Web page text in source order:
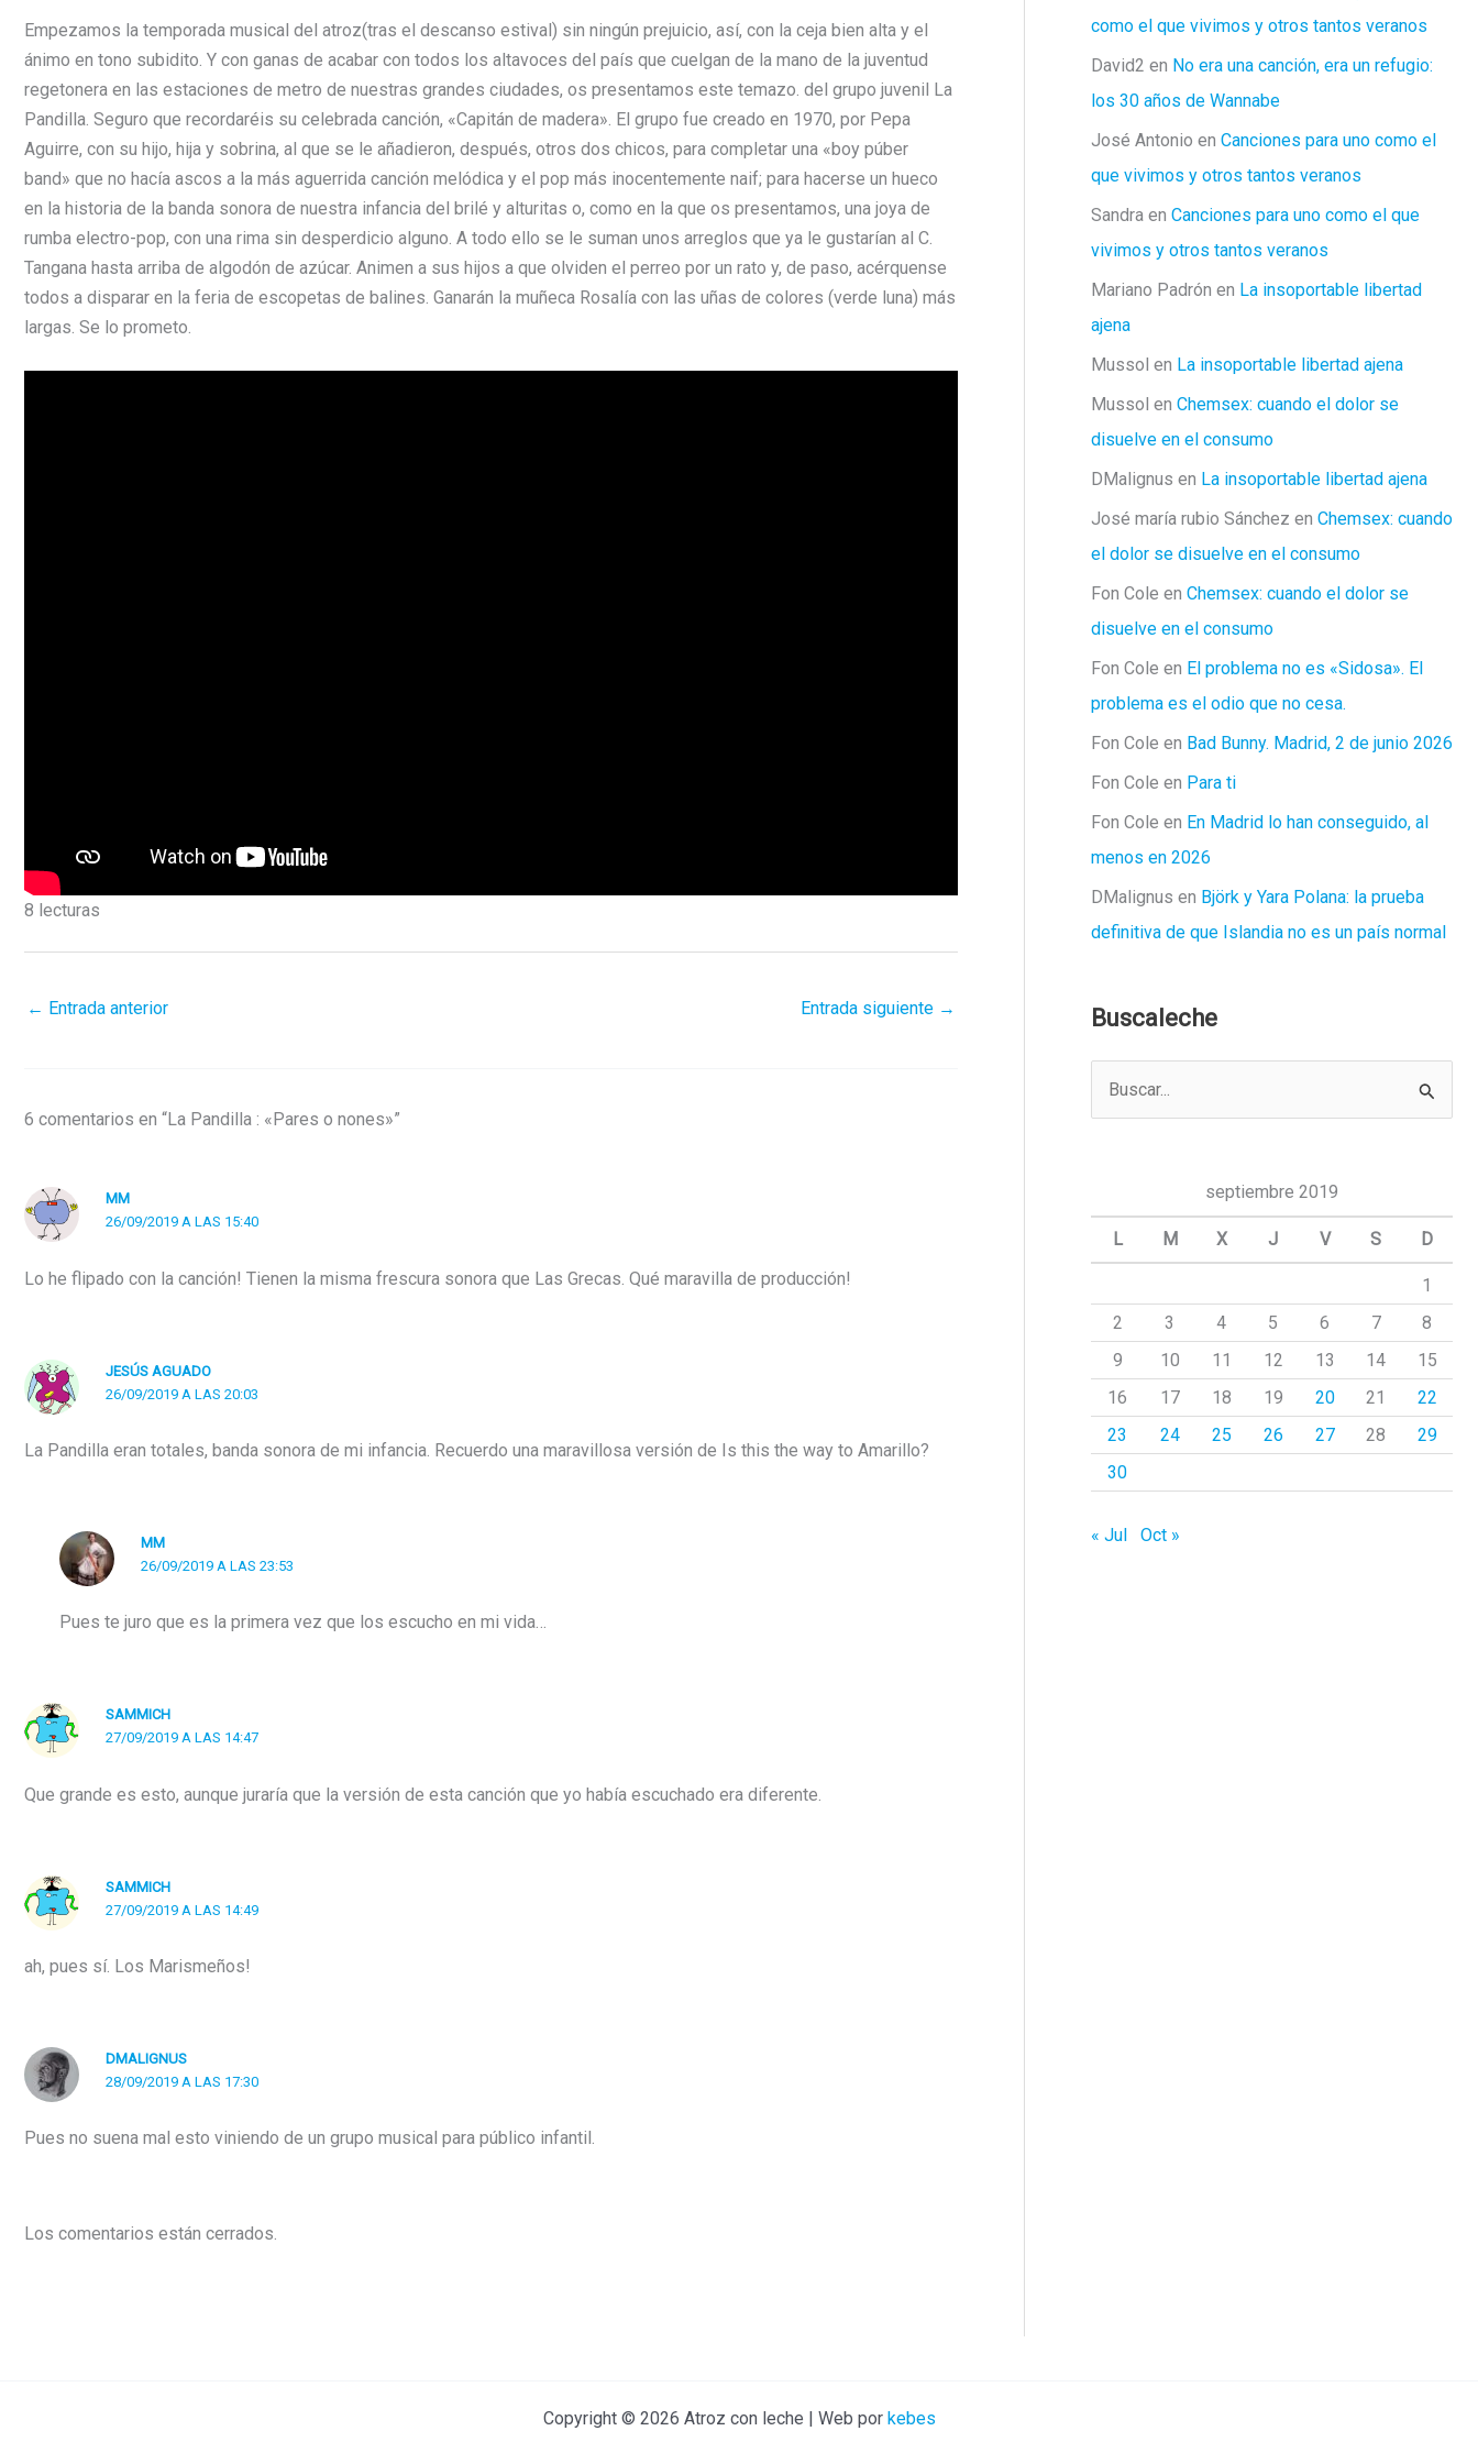
Empezamos la temporada musical del atroz(tras el descanso estival) sin ningún prejuicio, así, con la ceja bien alta y el
ánimo en tono subidito. Y con ganas de acabar con todos los altavoces del país que cuelgan de la mano de la juventud
regetonera en las estaciones de metro de nuestras grandes ciudades, os presentamos este temazo. del grupo juvenil La
Pandilla. Seguro que recordaréis su celebrada canción, «Capitán de madera». El grupo fue creado en 1970, por Pepa
Aguirre, con su hijo, hija y sobrina, al que se le añadieron, después, otros dos chicos, para completar una «boy púber
band» que no hacía ascos a la más aguerrida canción melódica y el pop más inocentemente naif; para hacerse un hueco
en la historia de la banda sonora de nuestra infancia del brilé y alturitas o, como en la que os presentamos, una joya de
rumba electro-pop, con una rima sin desperdicio alguno. A todo ello se le suman unos arreglos que ya le gustarían al C.
Tangana hasta arriba de algodón de azúcar. Animen a sus hijos a que olviden el perreo por un rato y, de paso, acérquense
todos a disparar en la feria de escopetas de balines. Ganarán la muñeca Rosalía con las uñas de colores (verde luna) más
largas. Se lo prometo.
8 lecturas
← Entrada anterior Entrada siguiente →
6 comentarios en “La Pandilla : «Pares o nones»”
MM
26/09/2019 A LAS 15:40
Lo he flipado con la canción! Tienen la misma frescura sonora que Las Grecas. Qué maravilla de producción!
JESÚS AGUADO
26/09/2019 A LAS 20:03
La Pandilla eran totales, banda sonora de mi infancia. Recuerdo una maravillosa versión de Is this the way to Amarillo?
MM
26/09/2019 A LAS 23:53
Pues te juro que es la primera vez que los escucho en mi vida…
SAMMICH
27/09/2019 A LAS 14:47
Que grande es esto, aunque juraría que la versión de esta canción que yo había escuchado era diferente.
SAMMICH
27/09/2019 A LAS 14:49
ah, pues sí. Los Marismeños!
DMALIGNUS
28/09/2019 A LAS 17:30
Pues no suena mal esto viniendo de un grupo musical para público infantil.
Los comentarios están cerrados.
como el que vivimos y otros tantos veranos
David2 en No era una canción, era un refugio:
los 30 años de Wannabe
José Antonio en Canciones para uno como el
que vivimos y otros tantos veranos
Sandra en Canciones para uno como el que
vivimos y otros tantos veranos
Mariano Padrón en La insoportable libertad
ajena
Mussol en La insoportable libertad ajena
Mussol en Chemsex: cuando el dolor se
disuelve en el consumo
DMalignus en La insoportable libertad ajena
José maría rubio Sánchez en Chemsex: cuando
el dolor se disuelve en el consumo
Fon Cole en Chemsex: cuando el dolor se
disuelve en el consumo
Fon Cole en El problema no es «Sidosa». El
problema es el odio que no cesa.
Fon Cole en Bad Bunny. Madrid, 2 de junio 2026
Fon Cole en Para ti
Fon Cole en En Madrid lo han conseguido, al
menos en 2026
DMalignus en Björk y Yara Polana: la prueba
definitiva de que Islandia no es un país normal
Buscaleche
a
septiembre 2019
L M X J V S D
1
2
3 4 5 6 7
8
9
10 11 12 13 14
15
16
17 18 19 20 21
22
23
24 25 26 27 28
29
30
« Jul Oct »
Copyright © 2026 Atroz con leche | Web por kebes